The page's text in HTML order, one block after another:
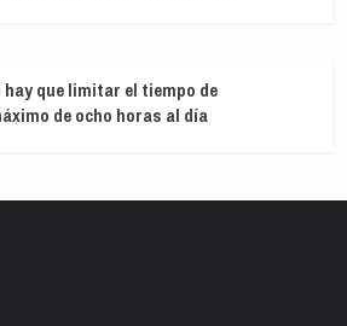
que limitar el tiempo de
de ocho horas al día